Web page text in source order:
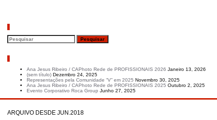
Ana Jesus Ribeiro / CAPhoto Rede de PROFISSIONAIS 2026 Janeiro 13, 2026
(sem título) Dezembro 24, 2025
Representações pela Comunidade “V” em 2025 Novembro 30, 2025
Ana Jesus Ribeiro / CAPhoto Rede de PROFISSIONAIS 2025 Outubro 2, 2025
Evento Corporativo Roca Group Junho 27, 2025
ARQUIVO DESDE JUN.2018